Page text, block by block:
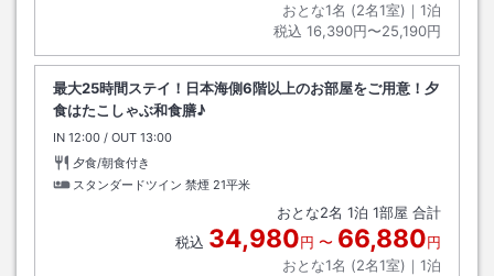
おとな1名 (2名1室)｜ 1泊
税込 16,390円〜25,190円
最大25時間ステイ！日本海側6階以上のお部屋をご用意！夕
食はたこしゃぶ和食膳♪
IN チェックイン
12:00 / OUT チェックアウト
13:00
夕食/朝食付き
スタンダードツイン 禁煙 21平米
おとな2名 1泊 1部屋 合計
税込 34,980円 〜 66,880円
おとな1名 (2名1室)｜ 1泊